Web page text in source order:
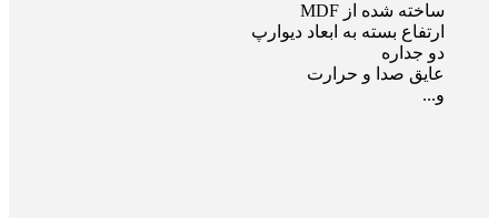
ساخته شده از MDF
ارتفاع بسته به ابعاد دیوارپ
دو جداره
عایق صدا و حرارت
و...